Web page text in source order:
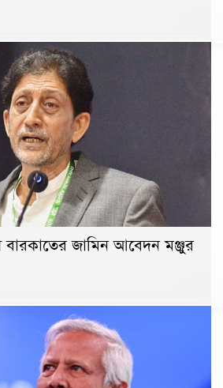
জামিন আবেদন মঞ্জুর